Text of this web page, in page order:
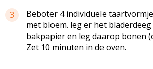
3
Beboter 4 individuele
met bloem. leg er het
bakpapier en leg daarop bonen
Zet 10 minuten in de oven.